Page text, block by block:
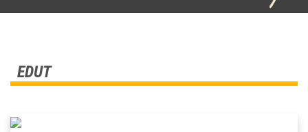
EDUT